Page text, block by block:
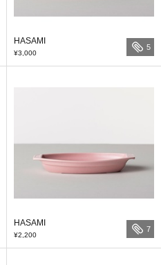
HASAMI
¥3,000
5
HASAMI
¥2,200
7